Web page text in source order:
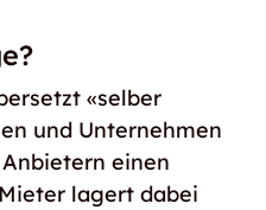
«selber
und Unternehmen
einen
lagert dabei